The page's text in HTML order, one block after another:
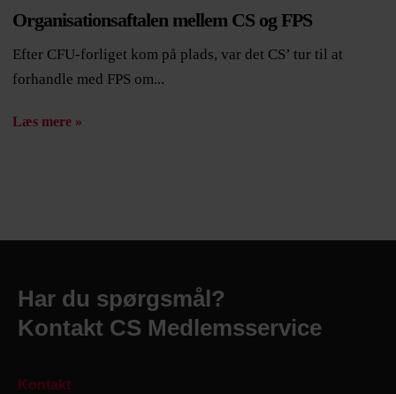
Organisationsaftalen mellem CS og FPS
Efter CFU-forliget kom på plads, var det CS’ tur til at
forhandle med FPS om...
Læs mere »
Har du spørgsmål?
Kontakt CS Medlemsservice
Kontakt